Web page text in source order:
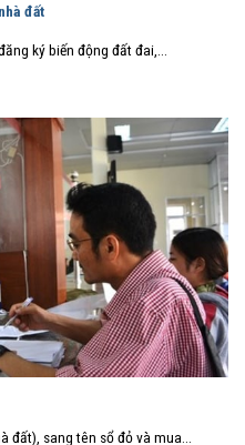
đất
ký biến động đất đai,...
sang tên sổ đỏ và mua...